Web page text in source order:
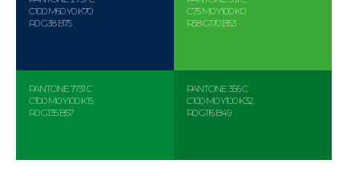
C100 M60 Y0 K70
R0 G38 B75
C75 M0 Y100 K0
R58 G170 B53
PANTONE 7731 C
C100 M0 Y100 K15
R0 G135 B57
PANTONE 356 C
C100 M0 Y100 K32
R0 G116 B49